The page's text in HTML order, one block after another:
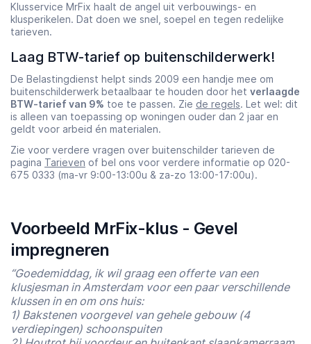
Klusservice MrFix haalt de angel uit verbouwings- en
klusperikelen. Dat doen we snel, soepel en tegen redelijke
tarieven.
Laag BTW-tarief op buitenschilderwerk!
De Belastingdienst helpt sinds 2009 een handje mee om
buitenschilderwerk betaalbaar te houden door het verlaagde
BTW-tarief van 9% toe te passen. Zie de regels. Let wel: dit
is alleen van toepassing op woningen ouder dan 2 jaar en
geldt voor arbeid én materialen.
Zie voor verdere vragen over buitenschilder tarieven de
pagina Tarieven of bel ons voor verdere informatie op 020-
675 0333 (ma-vr 9:00-13:00u & za-zo 13:00-17:00u).
Voorbeeld MrFix-klus - Gevel
impregneren
“Goedemiddag, ik wil graag een offerte van een
klusjesman in Amsterdam voor een paar verschillende
klussen in en om ons huis:
1) Bakstenen voorgevel van gehele gebouw (4
verdiepingen) schoonspuiten